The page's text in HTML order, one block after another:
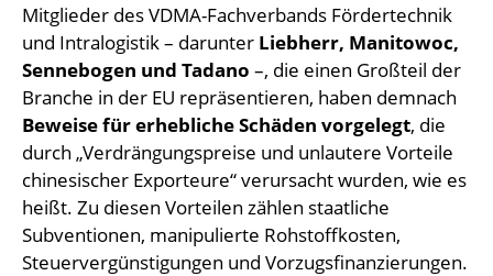
Mitglieder des VDMA-Fachverbands Fördertechnik
und Intralogistik – darunter Liebherr, Manitowoc,
Sennebogen und Tadano –, die einen Großteil der
Branche in der EU repräsentieren, haben demnach
Beweise für erhebliche Schäden vorgelegt, die
durch „Verdrängungspreise und unlautere Vorteile
chinesischer Exporteure“ verursacht wurden, wie es
heißt. Zu diesen Vorteilen zählen staatliche
Subventionen, manipulierte Rohstoffkosten,
Steuervergünstigungen und Vorzugsfinanzierungen.